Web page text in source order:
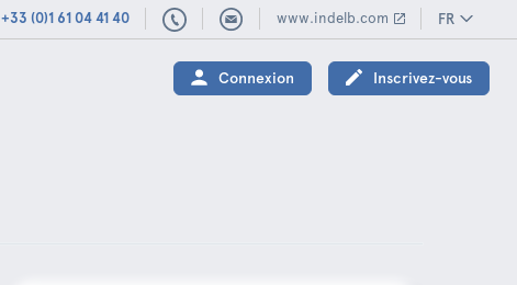
+33 (0)1 61 04 41 40
(0)1
61
41
www.indelb.com FR
Connexion Inscrivez-vous